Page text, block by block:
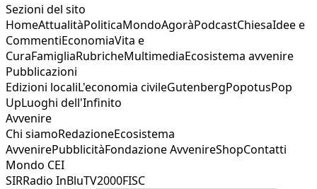
Sezioni del sito
HomeAttualitàPoliticaMondoAgoràPodcastChiesaIdee e
CommentiEconomiaVita e
CuraFamigliaRubricheMultimediaEcosistema avvenire
Pubblicazioni
Edizioni localiL'economia civileGutenbergPopotusPop
UpLuoghi dell'Infinito
Avvenire
Chi siamoRedazioneEcosistema
AvvenirePubblicitàFondazione AvvenireShopContatti
Mondo CEI
SIRRadio InBluTV2000FISC